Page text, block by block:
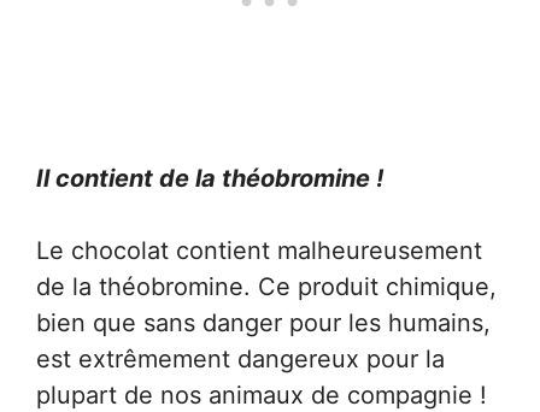
Il contient de la théobromine !
Le chocolat contient malheureusement
de la théobromine. Ce produit chimique,
bien que sans danger pour les humains,
est extrêmement dangereux pour la
plupart de nos animaux de compagnie !